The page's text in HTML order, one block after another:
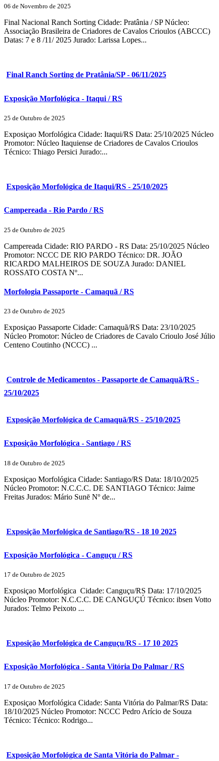
06 de Novembro de 2025
Final Nacional Ranch Sorting Cidade: Pratânia / SP Núcleo:
Associação Brasileira de Criadores de Cavalos Crioulos (ABCCC)
Datas: 7 e 8 /11/ 2025 Jurado: Larissa Lopes...
Final Ranch Sorting de Pratânia/SP - 06/11/2025
Exposição Morfológica - Itaqui / RS
25 de Outubro de 2025
Exposiçao Morfológica Cidade: Itaqui/RS Data: 25/10/2025 Núcleo
Promotor: Núcleo Itaquiense de Criadores de Cavalos Crioulos
Técnico: Thiago Persici Jurado:...
Exposição Morfológica de Itaqui/RS - 25/10/2025
Campereada - Rio Pardo / RS
25 de Outubro de 2025
Campereada Cidade: RIO PARDO - RS Data: 25/10/2025 Núcleo
Promotor: NCCC DE RIO PARDO Técnico: DR. JOÃO
RICARDO MALHEIROS DE SOUZA Jurado: DANIEL
ROSSATO COSTA Nº...
Morfologia Passaporte - Camaquã / RS
23 de Outubro de 2025
Exposiçao Passaporte Cidade: Camaquã/RS Data: 23/10/2025
Núcleo Promotor: Núcleo de Criadores de Cavalo Crioulo José Júlio
Centeno Coutinho (NCCC) ...
Controle de Medicamentos - Passaporte de Camaquã/RS -
25/10/2025
Exposição Morfológica de Camaquã/RS - 25/10/2025
Exposição Morfológica - Santiago / RS
18 de Outubro de 2025
Exposiçao Morfológica Cidade: Santiago/RS Data: 18/10/2025
Núcleo Promotor: N.C.C.C. DE SANTIAGO Técnico: Jaime
Freitas Jurados: Mário Sunē Nº de...
Exposição Morfológica de Santiago/RS - 18 10 2025
Exposição Morfológica - Canguçu / RS
17 de Outubro de 2025
Exposiçao Morfológica Cidade: Canguçu/RS Data: 17/10/2025
Núcleo Promotor: N.C.C.C. DE CANGUÇÚ Técnico: ibsen Votto
Jurados: Telmo Peixoto ...
Exposição Morfológica de Canguçu/RS - 17 10 2025
Exposição Morfológica - Santa Vitória Do Palmar / RS
17 de Outubro de 2025
Exposiçao Morfológica Cidade: Santa Vitória do Palmar/RS Data:
18/10/2025 Núcleo Promotor: NCCC Pedro Arício de Souza
Técnico: Técnico: Rodrigo...
Exposição Morfológica de Santa Vitória do Palmar -